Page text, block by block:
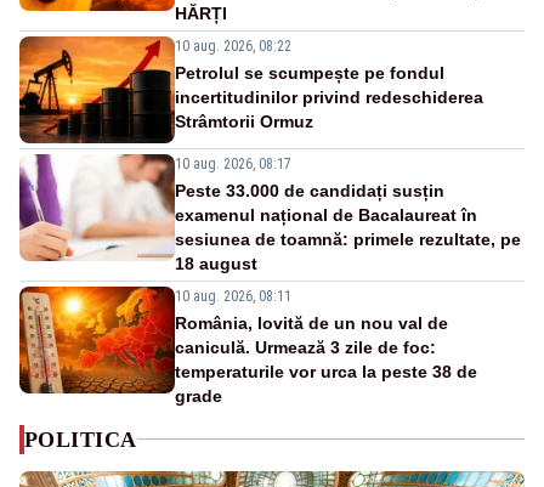
HĂRȚI
10 aug. 2026, 08:22
Petrolul se scumpește pe fondul
incertitudinilor privind redeschiderea
Strâmtorii Ormuz
10 aug. 2026, 08:17
Peste 33.000 de candidați susțin
examenul național de Bacalaureat în
sesiunea de toamnă: primele rezultate, pe
18 august
10 aug. 2026, 08:11
România, lovită de un nou val de
caniculă. Urmează 3 zile de foc:
temperaturile vor urca la peste 38 de
grade
POLITICA